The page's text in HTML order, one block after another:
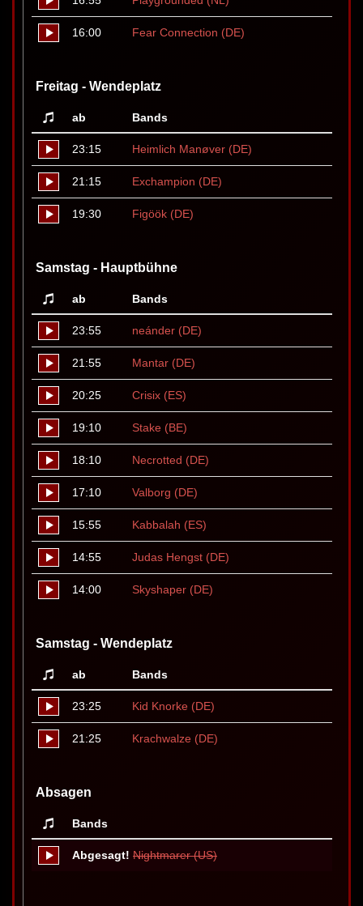
16:00 Fear Connection (DE)
Freitag - Wendeplatz
ab Bands
23:15 Heimlich Manøver (DE)
21:15 Exchampion (DE)
19:30 Figöök (DE)
Samstag - Hauptbühne
ab Bands
23:55 neánder (DE)
21:55 Mantar (DE)
20:25 Crisix (ES)
19:10 Stake (BE)
18:10 Necrotted (DE)
17:10 Valborg (DE)
15:55 Kabbalah (ES)
14:55 Judas Hengst (DE)
14:00 Skyshaper (DE)
Samstag - Wendeplatz
ab Bands
23:25 Kid Knorke (DE)
21:25 Krachwalze (DE)
Absagen
Bands
Abgesagt! Nightmarer (US)